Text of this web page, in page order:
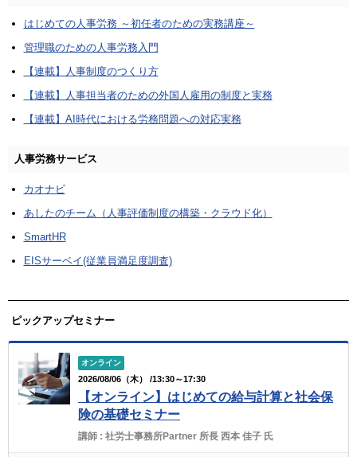
はじめての人事労務 ～初任者のための実務講座～
管理職のための人事労務入門
【連載】人事制度のつくり方
【連載】人事担当者のための外国人雇用の制度と実務
【連載】AI時代における労務問題への対応実務
人事労務サービス
カオナビ
あしたのチーム（人事評価制度の構築・クラウド化）
SmartHR
EISサーベイ(従業員満足度調査)
ピックアップセミナー
オンライン
2026/08/06（木） /13:30～17:30
【オンライン】はじめての給与計算と社会保
険の基礎セミナー
講師 :社労士事務所Partner 所長 西本 佳子 氏